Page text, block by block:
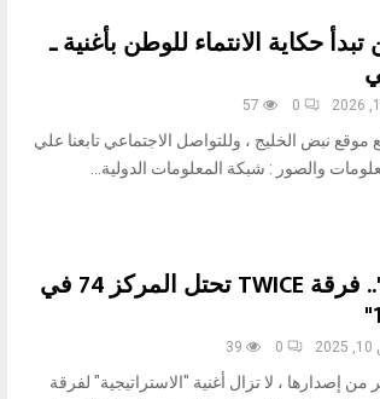
حكاية الانتماء للوطن بأغنية ـ
0
57
موقع نبض الخليج ، وللتواصل الاجتماعي تابعنا علي
والصور : شبكة المعلومات الدولية...
بأغنية "Strategy".. فرقة TWICE تحتل المركز 74 في
0
39
بعد 8 أشهر من إصدارها ، لا تزال أغنية "الاستراتيجية" لفرقة